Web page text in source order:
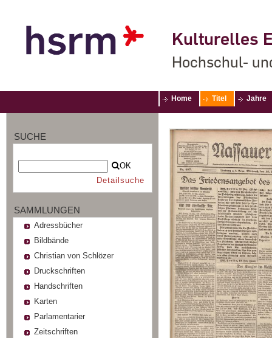
Kulturelles
Hochschul-
Home Titel Jahre
SUCHE
OK
Detailsuche
SAMMLUNGEN
Adressbücher
Bildbände
Christian von Schlözer
Druckschriften
Handschriften
Karten
Parlamentarier
Zeitschriften